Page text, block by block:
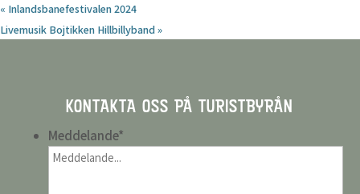
« Inlandsbanefestivalen 2024
Livemusik Bojtikken Hillbillyband»
KONTAKTA OSS PÅ TURISTBYRÅN
Meddelande*